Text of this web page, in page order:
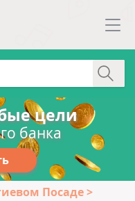
цели
банка
Посаде